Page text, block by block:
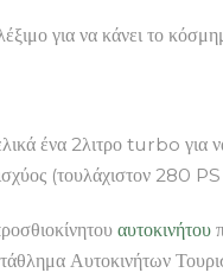
για να κάνει το
ένα 2λιτρο turbo για
(τουλάχιστον 280
αυτοκινήτου
Αυτοκινήτων